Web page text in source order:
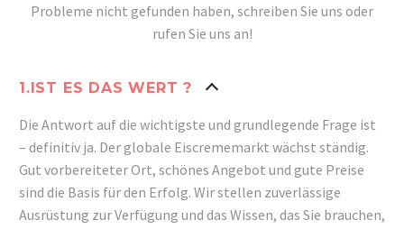
Probleme nicht gefunden haben, schreiben Sie uns oder
rufen Sie uns an!
1.IST ES DAS WERT ?
Die Antwort auf die wichtigste und grundlegende Frage ist
– definitiv ja. Der globale Eiscrememarkt wächst ständig.
Gut vorbereiteter Ort, schönes Angebot und gute Preise
sind die Basis für den Erfolg. Wir stellen zuverlässige
Ausrüstung zur Verfügung und das Wissen, das Sie brauchen,